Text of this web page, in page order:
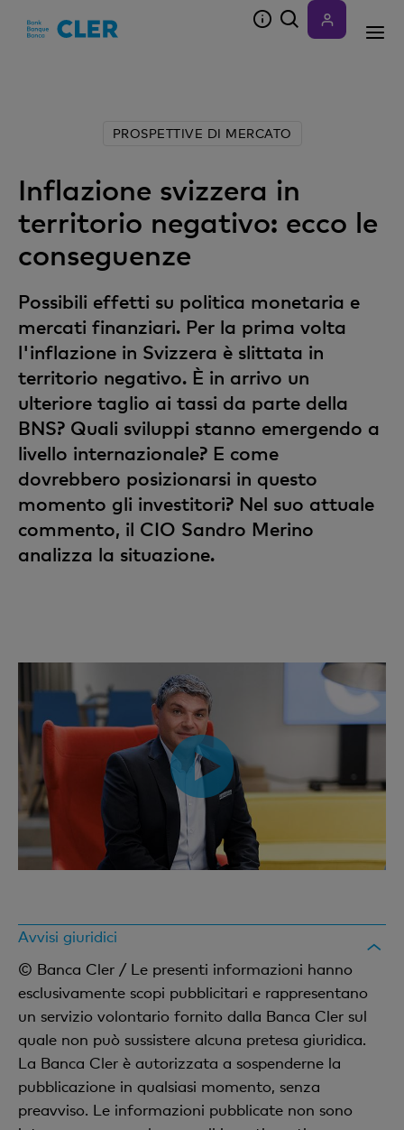
PROSPETTIVE DI MERCATO
Inflazione svizzera in
territorio negativo: ecco le
conseguenze
Possibili effetti su politica monetaria e
mercati finanziari. Per la prima volta
l'inflazione in Svizzera è slittata in
territorio negativo. È in arrivo un
ulteriore taglio ai tassi da parte della
BNS? Quali sviluppi stanno emergendo a
livello internazionale? E come
dovrebbero posizionarsi in questo
momento gli investitori? Nel suo attuale
commento, il CIO Sandro Merino
analizza la situazione.
Avvisi giuridici
© Banca Cler / Le presenti informazioni hanno
esclusivamente scopi pubblicitari e rappresentano
un servizio volontario fornito dalla Banca Cler sul
quale non può sussistere alcuna pretesa giuridica.
La Banca Cler è autorizzata a sospenderne la
pubblicazione in qualsiasi momento, senza
preavviso. Le informazioni pubblicate non sono